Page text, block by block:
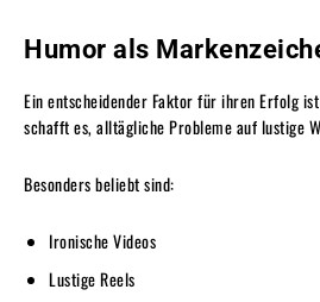
Humor als
Ein entscheidender Faktor für ihren Erfolg
schafft es, alltägliche Probleme auf lustige
Besonders beliebt sind:
Ironische Videos
Lustige Reels